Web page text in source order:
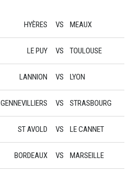
HYÈRES VS MEAUX
LE PUY VS TOULOUSE
LANNION VS LYON
GENNEVILLIERS VS STRASBOURG
ST AVOLD VS LE CANNET
BORDEAUX VS MARSEILLE